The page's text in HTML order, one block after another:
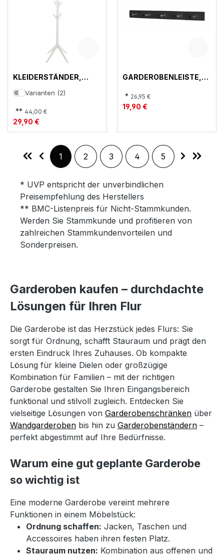
KLEIDERSTÄNDER,
Varianten (2)
** 44,00 €
29,90 €
GARDEROBENLEISTE,
* 26,95 €
19,90 €
Seite
1 Seite
2 Seite
3 Seite
4 Seite
5
* UVP entspricht der unverbindlichen
Preisempfehlung des Herstellers
** BMC-Listenpreis für Nicht-Stammkunden.
Werden Sie Stammkunde und profitieren von
zahlreichen Stammkundenvorteilen und
Sonderpreisen.
Garderoben kaufen – durchdachte
Lösungen für Ihren Flur
Die Garderobe ist das Herzstück jedes Flurs: Sie
sorgt für Ordnung, schafft Stauraum und prägt den
ersten Eindruck Ihres Zuhauses. Ob kompakte
Lösung für kleine Dielen oder großzügige
Kombination für Familien – mit der richtigen
Garderobe gestalten Sie Ihren Eingangsbereich
funktional und stilvoll zugleich. Entdecken Sie
vielseitige Lösungen von Garderobenschränken über
Wandgarderoben bis hin zu Garderobenständern –
perfekt abgestimmt auf Ihre Bedürfnisse.
Warum eine gut geplante Garderobe
so wichtig ist
Eine moderne Garderobe vereint mehrere
Funktionen in einem Möbelstück:
Ordnung schaffen: Jacken, Taschen und
Accessoires haben ihren festen Platz.
Stauraum nutzen: Kombination aus offenen und